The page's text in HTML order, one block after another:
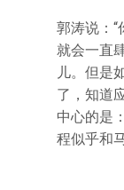
郭涛说：
就会一直
儿。但是
了，知道
中心的是
程似乎和